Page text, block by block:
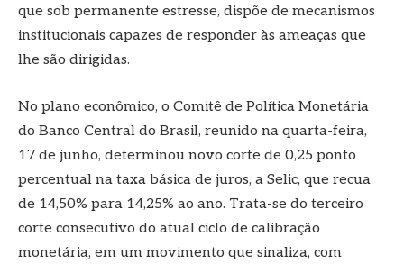
que sob permanente estresse, dispõe de mecanismos
institucionais capazes de responder às ameaças que
lhe são dirigidas.
No plano econômico, o Comitê de Política Monetária
do Banco Central do Brasil, reunido na quarta-feira,
17 de junho, determinou novo corte de 0,25 ponto
percentual na taxa básica de juros, a Selic, que recua
de 14,50% para 14,25% ao ano. Trata-se do terceiro
corte consecutivo do atual ciclo de calibração
monetária, em um movimento que sinaliza, com